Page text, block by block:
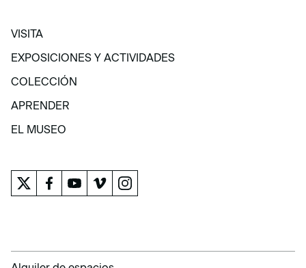
VISITA
VISITA
EXPOSICIONES Y ACTIVIDADES
EXPOSICIONES Y ACTIVIDADES
COLECCIÓN
COLECCIÓN
APRENDER
APRENDER
EL MUSEO